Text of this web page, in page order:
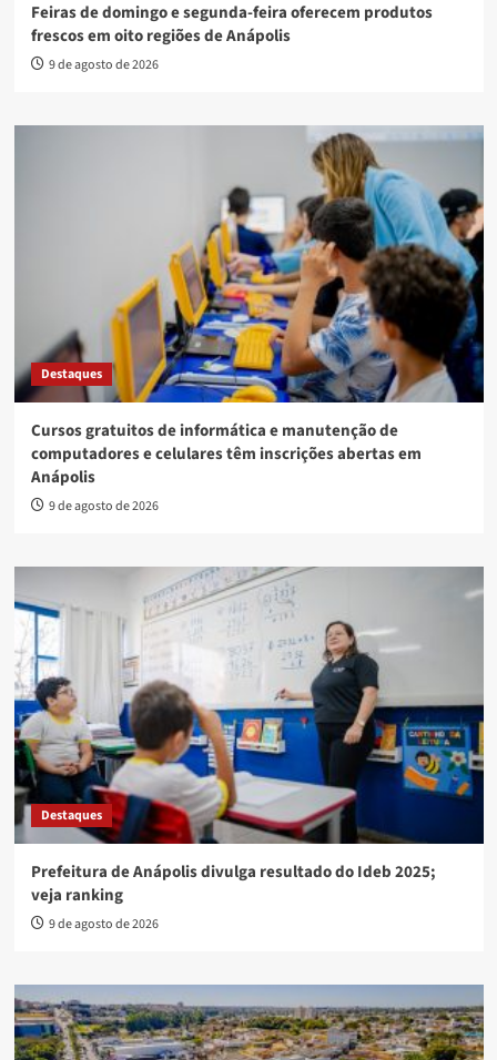
Feiras de domingo e segunda-feira oferecem produtos
frescos em oito regiões de Anápolis
9 de agosto de 2026
Destaques
Cursos gratuitos de informática e manutenção de
computadores e celulares têm inscrições abertas em
Anápolis
9 de agosto de 2026
Destaques
Prefeitura de Anápolis divulga resultado do Ideb 2025;
veja ranking
9 de agosto de 2026